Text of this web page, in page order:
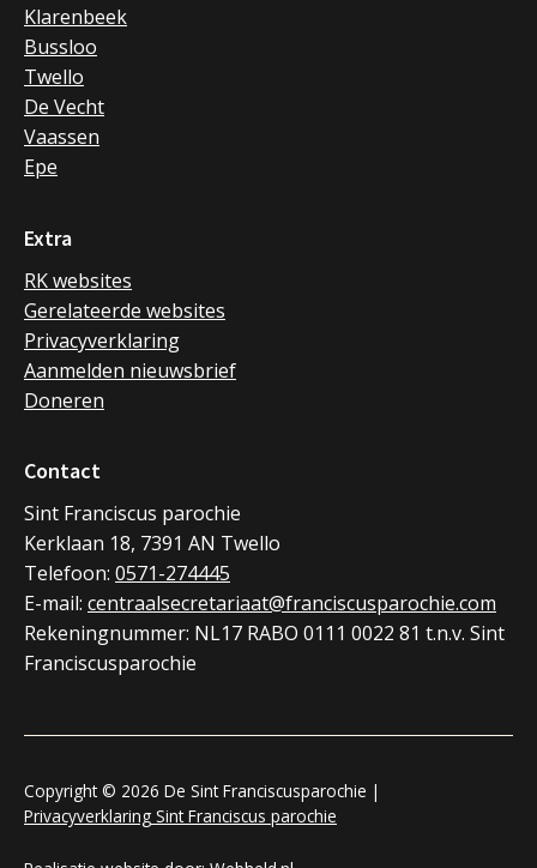
Klarenbeek
Bussloo
Twello
De Vecht
Vaassen
Epe
Extra
RK websites
Gerelateerde websites
Privacyverklaring
Aanmelden nieuwsbrief
Doneren
Contact
Sint Franciscus parochie
Kerklaan 18, 7391 AN Twello
Telefoon: 0571-274445
E-mail: centraalsecretariaat@franciscusparochie.com
Rekeningnummer: NL17 RABO 0111 0022 81 t.n.v. Sint
Franciscusparochie
Copyright © 2026 De Sint Franciscusparochie |
Privacyverklaring Sint Franciscus parochie